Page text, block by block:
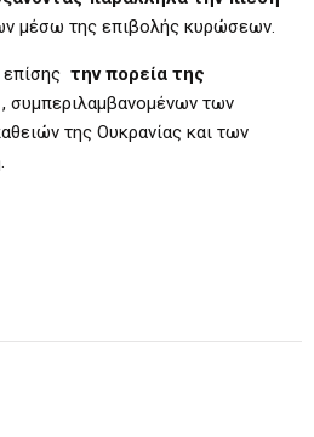
μέσω της επιβολής κυρώσεων.
την πορεία της
, συμπεριλαμβανομένων των
της Ουκρανίας και των